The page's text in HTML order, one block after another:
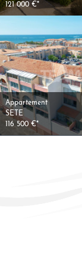
121 000 €*
Appartement
SETE
116 500 €*